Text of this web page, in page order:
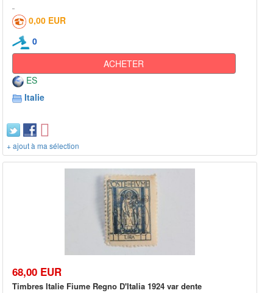
0,00 EUR
0
ACHETER
ES
Italie
+ ajout à ma sélection
68,00 EUR
Timbres Italie Fiume Regno D'Italia 1924 var dente